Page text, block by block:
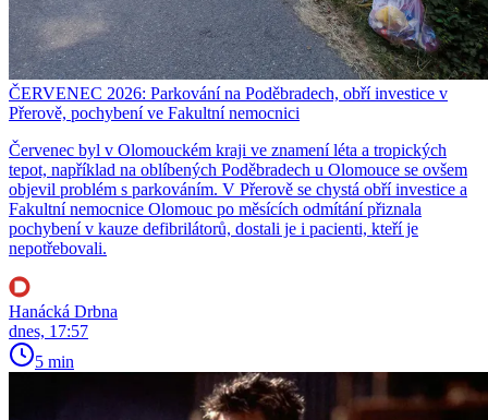
ČERVENEC 2026: Parkování na Poděbradech, obří investice v
Přerově, pochybení ve Fakultní nemocnici
Červenec byl v Olomouckém kraji ve znamení léta a tropických
tepot, například na oblíbených Poděbradech u Olomouce se ovšem
objevil problém s parkováním. V Přerově se chystá obří investice a
Fakultní nemocnice Olomouc po měsících odmítání přiznala
pochybení v kauze defibrilátorů, dostali je i pacienti, kteří je
nepotřebovali.
Hanácká Drbna
dnes, 17:57
5 min